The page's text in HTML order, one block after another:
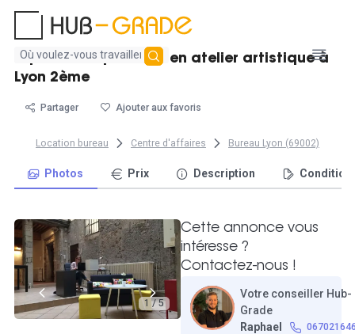
Aucun
résultat
trouvé
Espace indépendant en atelier artistique à
Lyon 2ème
Partager Ajouter aux favoris
Location bureau Centre d'affaires Bureau Lyon (69002)
Photos Prix Description
1 / 5
Cette annonce vous
intéresse ?
Contactez-nous !
Votre conseiller Hub-
Grade
Raphael